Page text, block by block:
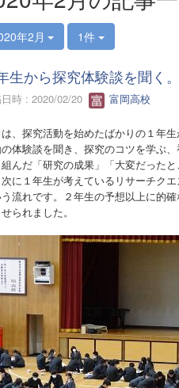
年2月 1件
生から探究体験談を聞く。
時 : 2020/02/20 富岡高校
、探究活動を始めたばかりの１年
体験談を聞き、探究のコツを学ぶ
んだ「研究の成果」「大変だった
次に１年生が考えているリサーチク
う流れです。２年生の予想以上に的
られました。